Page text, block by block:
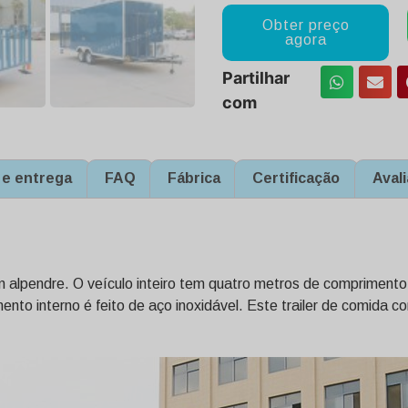
Obter preço
agora
Partilhar
com
e entrega FAQ Fábrica Certificação
O veículo inteiro tem quatro metros de
interno é feito de aço inoxidável. Este trailer de comida